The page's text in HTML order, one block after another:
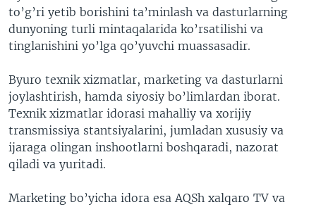
to’g’ri yetib borishini ta’minlash va dasturlarning
dunyoning turli mintaqalarida ko’rsatilishi va
tinglanishini yo’lga qo’yuvchi muassasadir.
Byuro texnik xizmatlar, marketing va dasturlarni
joylashtirish, hamda siyosiy bo’limlardan iborat.
Texnik xizmatlar idorasi mahalliy va xorijiy
transmissiya stantsiyalarini, jumladan xususiy va
ijaraga olingan inshootlarni boshqaradi, nazorat
qiladi va yuritadi.
Marketing bo’yicha idora esa AQSh xalqaro TV va